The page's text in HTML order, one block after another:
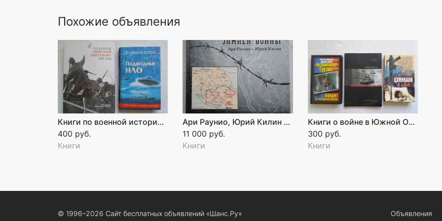
Похожие объявления
Книги по военной истории и НЛО
400 руб.
Книги
Ари Раунио, Юрий Килин - Сражения зимней войны
11 000 руб.
Книги
Книги о войне в Южной Осетии, Абхазии и Грузии
300 руб.
Книги
© 1996–2026 Сайт бесплатных объявлений «Шанс.Ру» Объявления